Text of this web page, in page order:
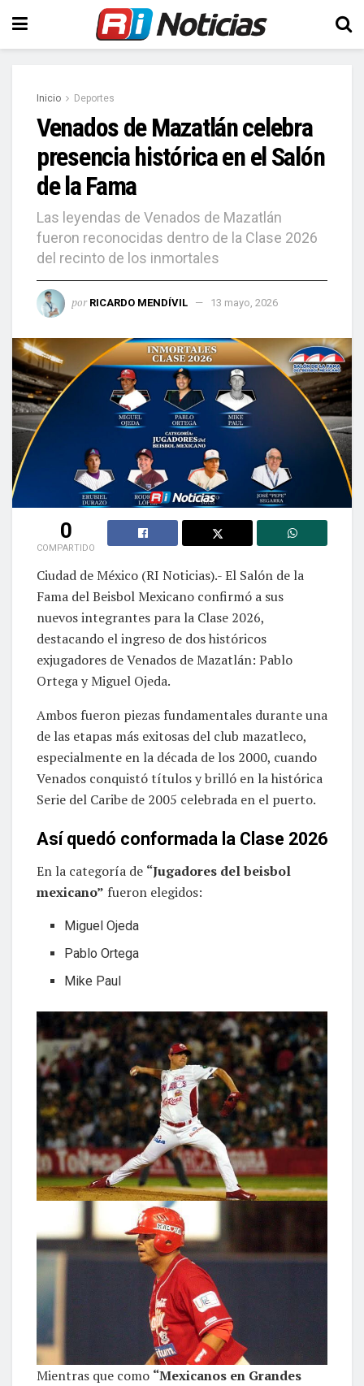
Inicio Deportes
Venados de Mazatlán celebra
presencia histórica en el Salón
de la Fama
Las leyendas de Venados de Mazatlán
fueron reconocidas dentro de la Clase 2026
del recinto de los inmortales
por RICARDO MENDÍVIL 13 mayo, 2026
0
COMPARTIDO
Ciudad de México (RI Noticias).- El Salón de la
Fama del Beisbol Mexicano confirmó a sus
nuevos integrantes para la Clase 2026,
destacando el ingreso de dos históricos
exjugadores de Venados de Mazatlán: Pablo
Ortega y Miguel Ojeda.
Ambos fueron piezas fundamentales durante una
de las etapas más exitosas del club mazatleco,
especialmente en la década de los 2000, cuando
Venados conquistó títulos y brilló en la histórica
Serie del Caribe de 2005 celebrada en el puerto.
Así quedó conformada la Clase 2026
En la categoría de “Jugadores del beisbol
mexicano” fueron elegidos:
Miguel Ojeda
Pablo Ortega
Mike Paul
Mientras que como “Mexicanos en Grandes